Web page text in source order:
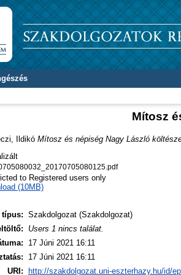
Mítosz
Ildikó Mítosz és népiség Nagy László
to Registered users only
(10MB)
típus: Szakdolgozat (Szakdolgozat)
Users 1 nincs találat.
17 Júni 2021 16:11
17 Júni 2021 16:11
URI:
http://szakdolgozat.uni-eszterhazy.hu/id/